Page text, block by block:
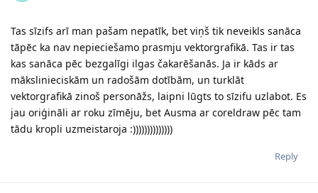
Tas sīzifs arī man pašam nepatīk, bet viņš tik neveikls sanāca
tāpēc ka nav nepieciešamo prasmju vektorgrafikā. Tas ir tas
kas sanāca pēc bezgalīgi ilgas čakarēšanās. Ja ir kāds ar
mākslinieciskām un radošām dotībām, un turklāt
vektorgrafikā zinoš personāžs, laipni lūgts to sīzifu uzlabot. Es
jau oriģināli ar roku zīmēju, bet Ausma ar coreldraw pēc tam
tādu kropli uzmeistaroja :))))))))))))))
Reply